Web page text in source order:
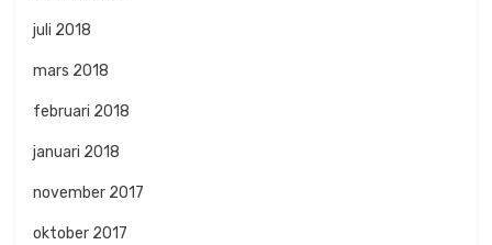
juli 2018
mars 2018
februari 2018
januari 2018
november 2017
oktober 2017